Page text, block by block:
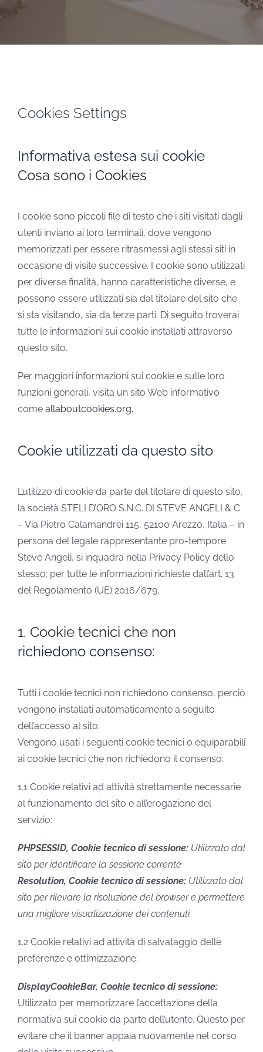
STEVE ANGELI
CONTATTI
Cookies Settings
Informativa estesa sui cookie
Cosa sono i Cookies
I cookie sono piccoli file di testo che i siti visitati dagli
utenti inviano ai loro terminali, dove vengono
memorizzati per essere ritrasmessi agli stessi siti in
occasione di visite successive. I cookie sono utilizzati
per diverse finalità, hanno caratteristiche diverse, e
possono essere utilizzati sia dal titolare del sito che
si sta visitando, sia da terze parti. Di seguito troverai
tutte le informazioni sui cookie installati attraverso
questo sito.
Per maggiori informazioni sui cookie e sulle loro
funzioni generali, visita un sito Web informativo
come allaboutcookies.org.
Cookie utilizzati da questo sito
L’utilizzo di cookie da parte del titolare di questo sito,
la società STELI D’ORO S.N.C. DI STEVE ANGELI & C
– Via Pietro Calamandrei 115, 52100 Arezzo, Italia – in
persona del legale rappresentante pro-tempore
Steve Angeli, si inquadra nella Privacy Policy dello
stesso; per tutte le informazioni richieste dall’art. 13
del Regolamento (UE) 2016/679.
1. Cookie tecnici che non
richiedono consenso:
Tutti i cookie tecnici non richiedono consenso, perciò
vengono installati automaticamente a seguito
dell’accesso al sito.
Vengono usati i seguenti cookie tecnici o equiparabili
ai cookie tecnici che non richiedono il consenso:
1.1 Cookie relativi ad attività strettamente necessarie
al funzionamento del sito e all’erogazione del
servizio:
PHPSESSID, Cookie tecnico di sessione: Utilizzato dal
sito per identificare la sessione corrente
Resolution, Cookie tecnico di sessione: Utilizzato dal
sito per rilevare la risoluzione del browser e permettere
una migliore visualizzazione dei contenuti
1.2 Cookie relativi ad attività di salvataggio delle
preferenze e ottimizzazione:
DisplayCookieBar, Cookie tecnico di sessione:
Utilizzato per memorizzare l’accettazione della
normativa sui cookie da parte dell’utente. Questo per
evitare che il banner appaia nuovamente nel corso